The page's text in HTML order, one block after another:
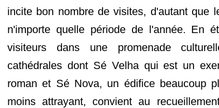
incite bon nombre de visites, d'autant que
n'importe quelle période de l'année. En
visiteurs dans une promenade
cathédrales dont Sé Velha qui est un
roman et Sé Nova, un édifice beaucoup
moins attrayant, convient au